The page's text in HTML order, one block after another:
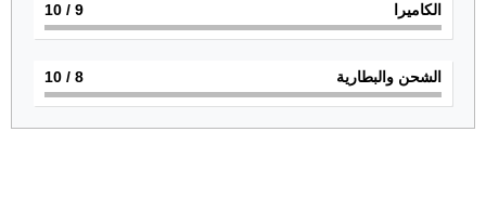
الكاميرا 9
/ 10
الشحن والبطارية 8
/ 10